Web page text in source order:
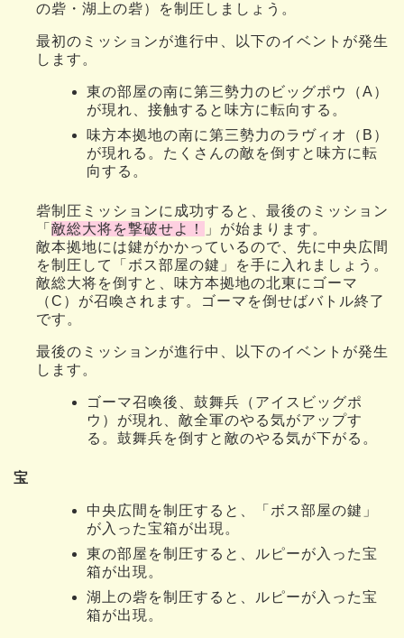
の砦・湖上の砦）を制圧しましょう。
最初のミッションが進行中、以下のイベントが発生
します。
東の部屋の南に第三勢力のビッグポウ（A）
が現れ、接触すると味方に転向する。
味方本拠地の南に第三勢力のラヴィオ（B）
が現れる。たくさんの敵を倒すと味方に転
向する。
砦制圧ミッションに成功すると、最後のミッション
「 敵総大将を撃破せよ！
」が始まります。
敵本拠地には鍵がかかっているので、先に中央広間
を制圧して「ボス部屋の鍵」を手に入れましょう。
敵総大将を倒すと、味方本拠地の北東にゴーマ
（C）が召喚されます。ゴーマを倒せばバトル終了
です。
最後のミッションが進行中、以下のイベントが発生
します。
ゴーマ召喚後、鼓舞兵（アイスビッグポ
ウ）が現れ、敵全軍のやる気がアップす
る。鼓舞兵を倒すと敵のやる気が下がる。
宝
中央広間を制圧すると、「ボス部屋の鍵」
が入った宝箱が出現。
東の部屋を制圧すると、ルピーが入った宝
箱が出現。
湖上の砦を制圧すると、ルピーが入った宝
箱が出現。